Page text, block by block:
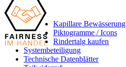
Kapillare Bewässerung
Piktogramme / Icons
Rindertalg kaufen
Systembeteiligung
Technische Datenblätter